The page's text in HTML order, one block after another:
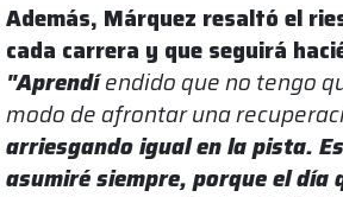
Además, Márquez resaltó el
cada carrera y que seguirá
"Aprendíendido que no tengo
modo de afrontar una
arriesgando igual en la pista.
asumiré siempre, porque el día